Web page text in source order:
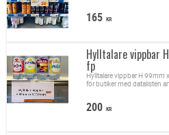
165 KR
Hylltalare vippbar
fp
Hylltalare vippbar H 99mm
för butiker med datalisten
200 KR